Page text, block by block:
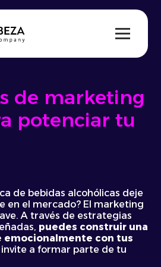
de marketing
potenciar tu
de bebidas alcohólicas deje
en el mercado? El marketing
A través de estrategias
puedes construir una
emocionalmente con tus
invite a formar parte de tu